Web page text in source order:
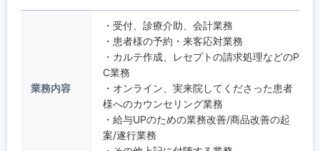
業務内容
・受付、診療介助、会計業務
・患者様の予約・来客応対業務
・カルテ作成、レセプトの請求処理などのP
C業務
・オンライン、実来院してくださった患者
様へのカウンセリング業務
・給与UPのための業務改善/商品改善の起
案/遂行業務